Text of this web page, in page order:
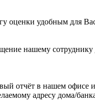
оценки удобным для
нашему сотруднику
отчёт в нашем офисе
адресу дома/